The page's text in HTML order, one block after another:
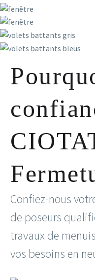
Confiez-nous
de poseurs
travaux de
vos besoins en